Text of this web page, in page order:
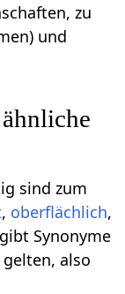
zu
und
sind zum
, oberflächlich,
Synonyme
also